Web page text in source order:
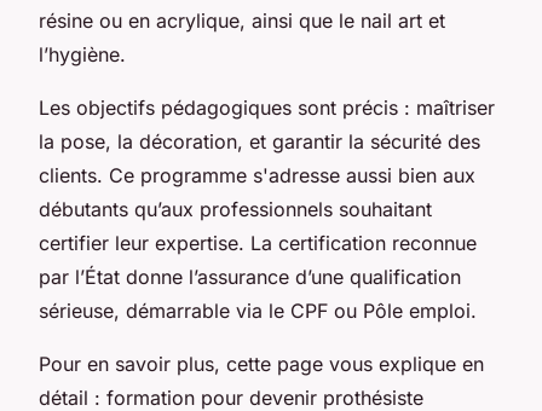
résine ou en acrylique, ainsi que le nail art et
l’hygiène.
Les objectifs pédagogiques sont précis : maîtriser
la pose, la décoration, et garantir la sécurité des
clients. Ce programme s'adresse aussi bien aux
débutants qu’aux professionnels souhaitant
certifier leur expertise. La certification reconnue
par l’État donne l’assurance d’une qualification
sérieuse, démarrable via le CPF ou Pôle emploi.
Pour en savoir plus, cette page vous explique en
détail : formation pour devenir prothésiste